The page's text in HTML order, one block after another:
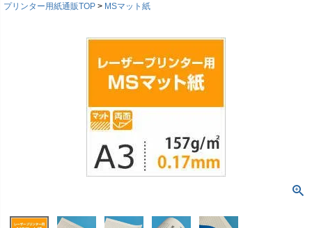
プリンター用紙通販TOP MSマット紙